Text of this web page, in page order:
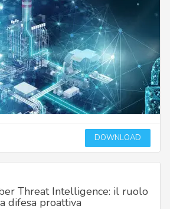
DOWNLOAD
Threat Intelligence: il ruolo
difesa proattiva